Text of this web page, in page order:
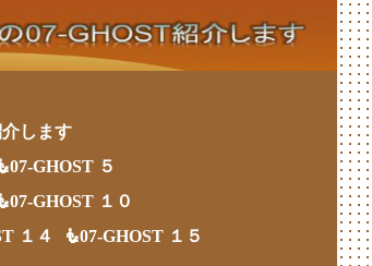
します
GHOST ５
GHOST １０
１４
🧜07-GHOST １５